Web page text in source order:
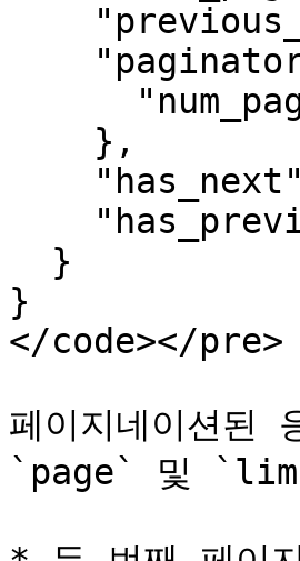
}
</code></pre>
페이지네이션된
`page` 및